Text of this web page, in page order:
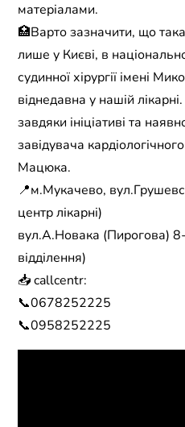
матеріалами.
🏥Варто зазначити, що
лише у Києві, в
судинної хірургії імені
віднедавна у нашій
завдяки ініціативі та
завідувача
Мацюка.
📍м.Мукачево,
центр лікарні)
вул.А.Новака (Пирогова) 8-
відділення)
📥 callcentr:
📞0678252225
📞0958252225